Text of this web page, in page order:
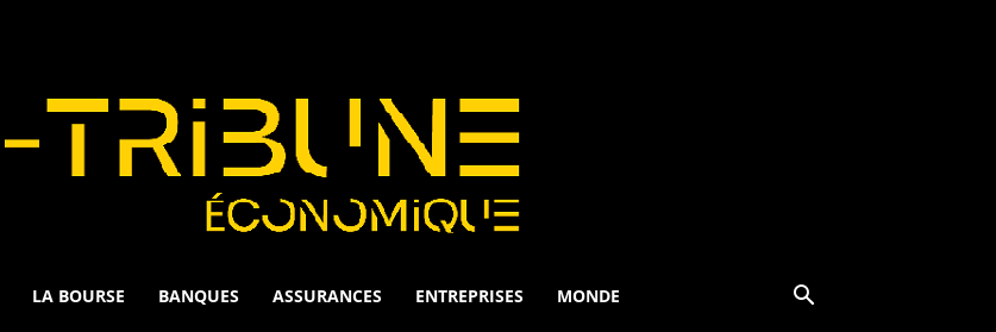
LA BOURSE BANQUES ASSURANCES ENTREPRISES MONDE